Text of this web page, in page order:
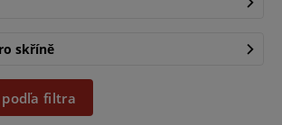
skříně
filtra